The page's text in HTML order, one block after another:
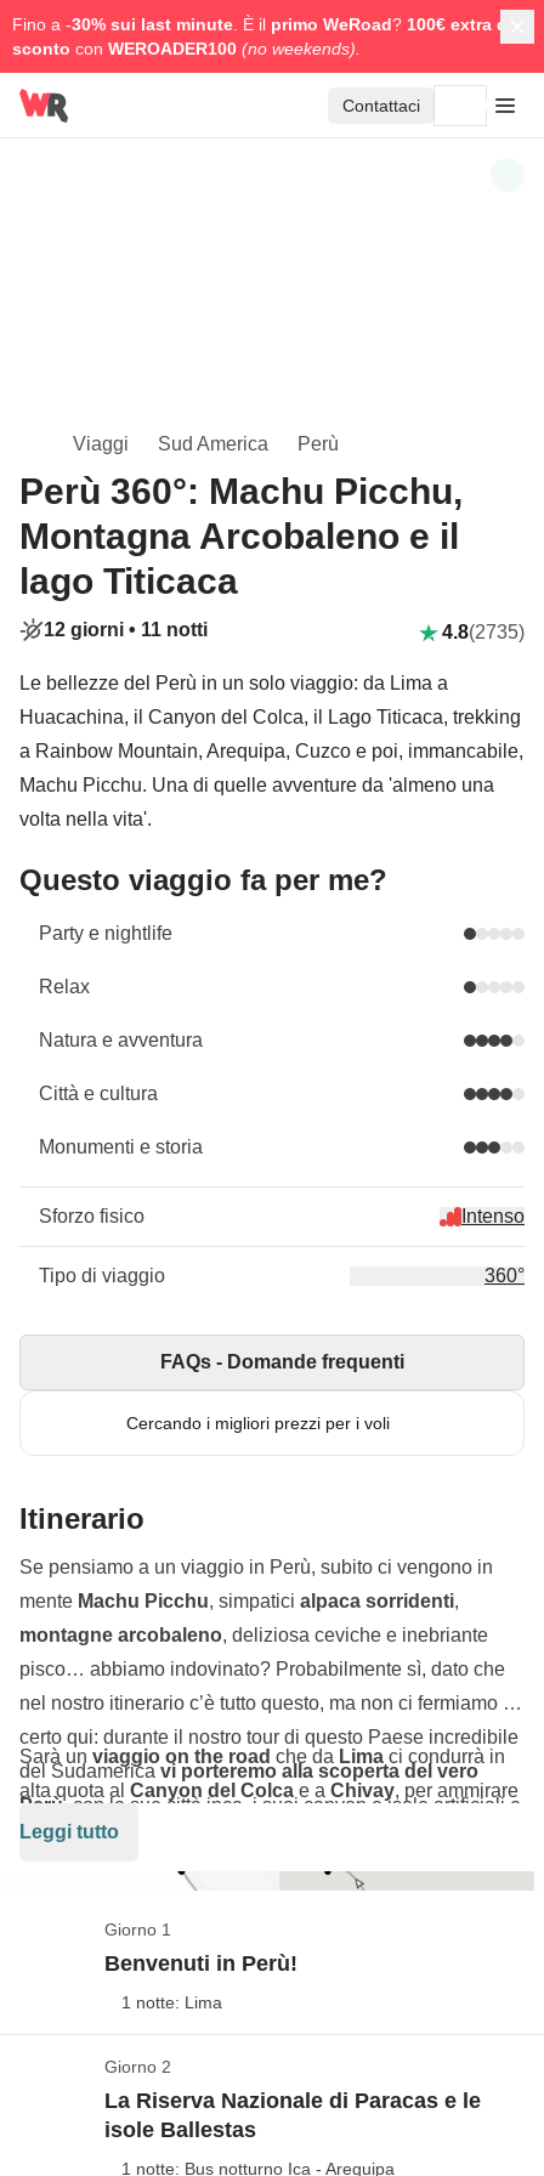
Fino a -30% sui last minute . È il primo WeRoad? 100€ extra di
sconto con WEROADER100 (no weekends).
Contattaci
Viaggi Sud America Perù
Perù 360°: Machu Picchu,
Montagna Arcobaleno e il
lago Titicaca
12 giorni • 11 notti 4.8(2735)
Le bellezze del Perù in un solo viaggio: da Lima a
Huacachina, il Canyon del Colca, il Lago Titicaca, trekking
a Rainbow Mountain, Arequipa, Cuzco e poi, immancabile,
Machu Picchu. Una di quelle avventure da 'almeno una
volta nella vita'.
Questo viaggio fa per me?
Party e nightlife
Relax
Natura e avventura
Città e cultura
Monumenti e storia
Sforzo fisico Intenso
Tipo di viaggio 360°
Cercando i migliori prezzi per i voli
FAQs - Domande frequenti
Itinerario
Se pensiamo a un viaggio in Perù, subito ci vengono in
mente Machu Picchu, simpatici alpaca sorridenti,
montagne arcobaleno, deliziosa ceviche e inebriante
pisco… abbiamo indovinato? Probabilmente sì, dato che
nel nostro itinerario c’è tutto questo, ma non ci fermiamo di
certo qui: durante il nostro tour di questo Paese incredibile
del Sudamerica vi porteremo alla scoperta del vero
Perù, con le sue città inca, i suoi canyon e isole artificiali e
galleggianti sul lago Titicaca.
Sarà un viaggio on the road che da Lima ci condurrà in
alta quota al Canyon del Colca e a Chivay, per ammirare
i maestosi condor volare tra le vette, per poi proseguire
avremo modo di immergerci nelle loro tradizioni per una
sera. Continueremo il nostro viaggio con un trekking per
raggiungere il panorama più incredibile del Perù, quello
Rainbow Mountain
Valle Sacrae scoprendo l’incantevole sito archeologico di
Machu Picchu. Chiudiamo il cerchio a Lima, la capitale,
con ancora addosso le emozioni provate durante il nostro
viaggio alla scoperta del Perù più autentico.
Leggi tutto
Giorno 1
Benvenuti in Perù!
1 notte: Lima
Siamo in Perù!
I voli aerei da/per l'Italia non sono inclusi nel
Giorno 2
La Riserva Nazionale di Paracas e le
isole Ballestas
1 notte: Bus notturno Ica - Arequipa